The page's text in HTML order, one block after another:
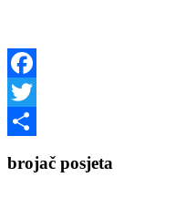
Facebook
Twitter
brojač posjeta